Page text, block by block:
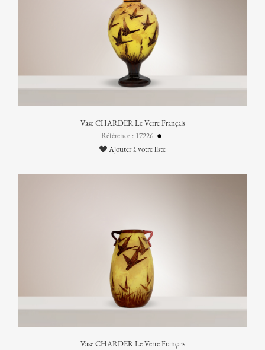
Vase CHARDER Le Verre Français
Référence : 17226
Ajouter à votre liste
Vase CHARDER Le Verre Français